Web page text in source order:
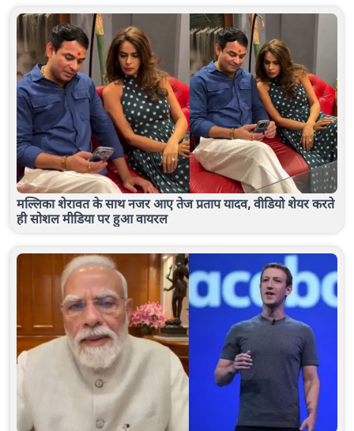
मल्लिका शेरावत के साथ नजर आए तेज प्रताप यादव, वीडियो शेयर करते
ही सोशल मीडिया पर हुआ वायरल